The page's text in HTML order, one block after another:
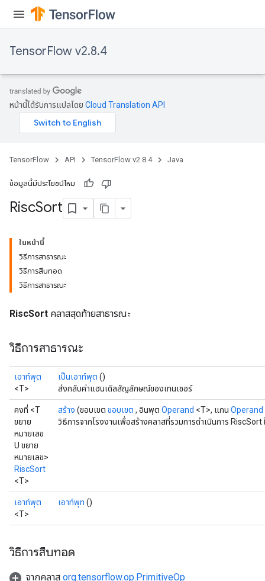
TensorFlow v2.8.4
หน้านี้ได้รับการแปลโดย Cloud Translation API
TensorFlow API TensorFlow v2.8.4 Java
ข้อมูลนี้มีประโยชน์ไหม
RiscSort
ในหน้านี้
วิธีการสาธารณะ
วิธีการสืบทอด
วิธีการสาธารณะ
RiscSort คลาสสุดท้ายสาธารณะ
วิธีการสาธารณะ
เอาท์พุต
<T>
เป็นเอาท์พุต ()
ส่งกลับค่าแฮนเดิลสัญลักษณ์ของเทนเซอร์
คงที่ <T
ขยาย
หมายเลข
U ขยาย
หมายเลข>
RiscSort
<T>
สร้าง (ขอบเขต ขอบเขต , อินพุต Operand <T>, แกน Operand
วิธีการจากโรงงานเพื่อสร้างคลาสที่รวมการดำเนินการ RiscSort
เอาท์พุต
<T>
เอาท์พุท ()
วิธีการสืบทอด
จากคลาส org.tensorflow.op.PrimitiveOp